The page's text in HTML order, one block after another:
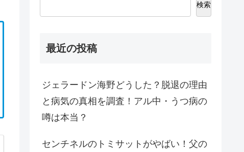
検索
最近の投稿
ジェラードン海野どうした？脱退の理由
と病気の真相を調査！アル中・うつ病の
噂は本当？
センチネルのトミサットがやばい！父の